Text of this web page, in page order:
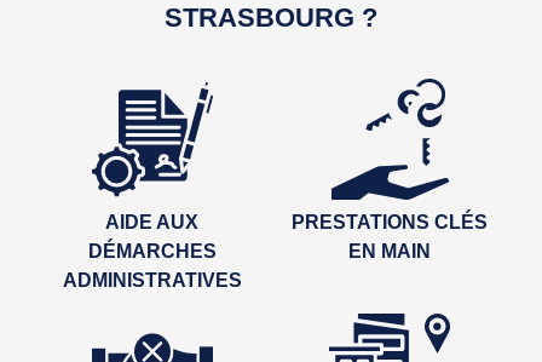
STRASBOURG ?
AIDE AUX
DÉMARCHES
ADMINISTRATIVES
PRESTATIONS CLÉS
EN MAIN